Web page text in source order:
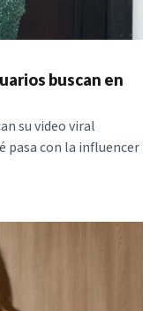
buscan en
su video viral
pasa con la influencer